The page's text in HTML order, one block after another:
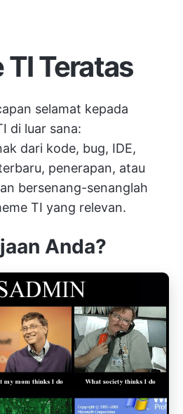
Teratas
selamat kepada
di luar sana:
dari kode, bug, IDE,
penerapan, atau
bersenang-senanglah
TI yang relevan.
Anda?